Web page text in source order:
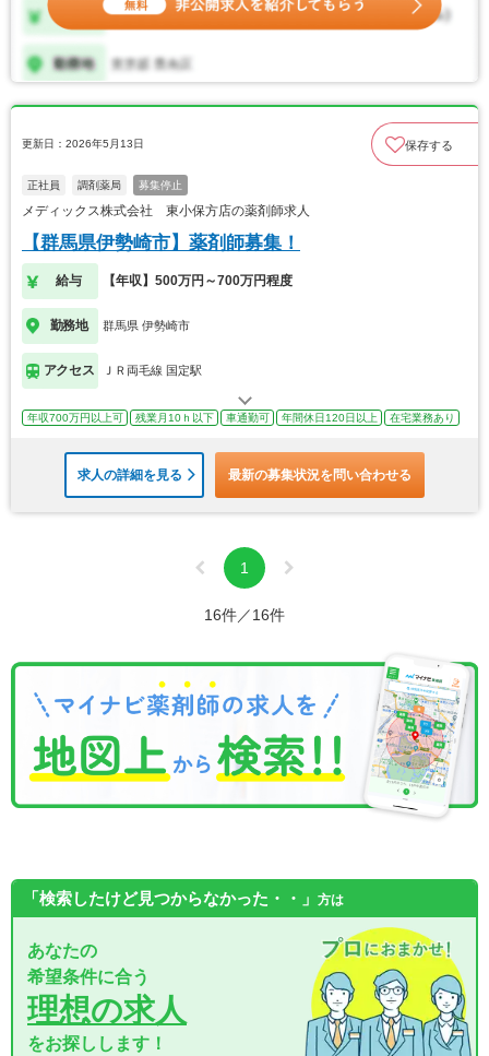
更新日：2026年5月13日 保存する
正社員 調剤薬局 募集停止
メディックス株式会社 東小保方店の薬剤師求人
【群馬県伊勢崎市】薬剤師募集！
給与 【年収】500万円～700万円程度
勤務地 群馬県 伊勢崎市
アクセス ＪＲ両毛線 国定駅
年収700万円以上可 残業月10ｈ以下 車通勤可 年間休日120日以上 在宅業務あり
求人の詳細を見る 最新の募集状況を問い合わせる
1
16件／16件
「検索したけど見つからなかった・・」 方は
あなたの
希望条件に合う
理想の求人
をお探しします！